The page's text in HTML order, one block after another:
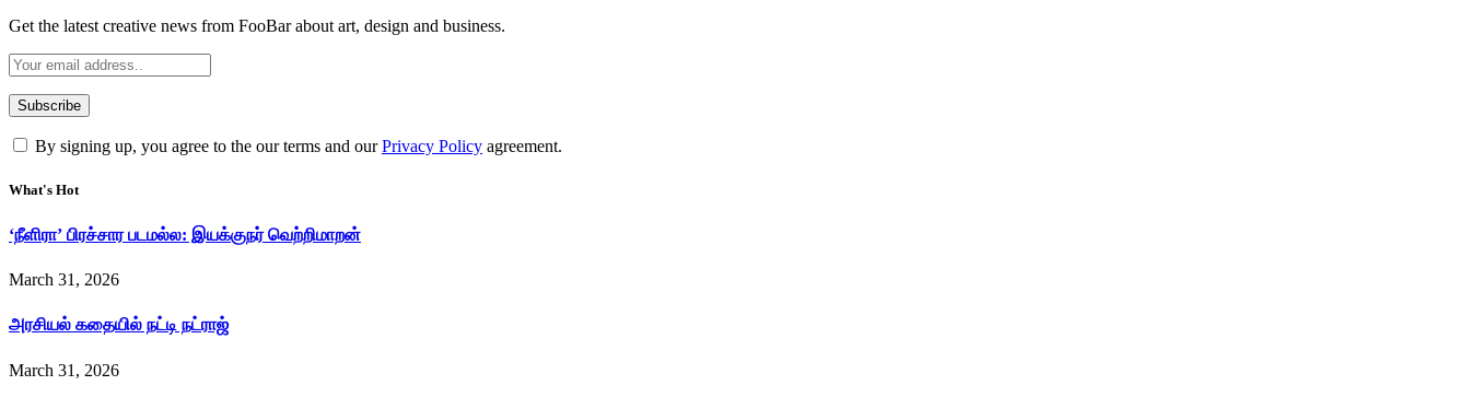
Get the latest creative news from FooBar about art, design and business.
By signing up, you agree to the our terms and ourPrivacy Policy agreement.
What's Hot
‘நீளிரா’ பிரச்சார படமல்ல: இயக்குநர் வெற்றிமாறன்
March 31, 2026
அரசியல் கதையில் நட்டி நட்ராஜ்
March 31, 2026